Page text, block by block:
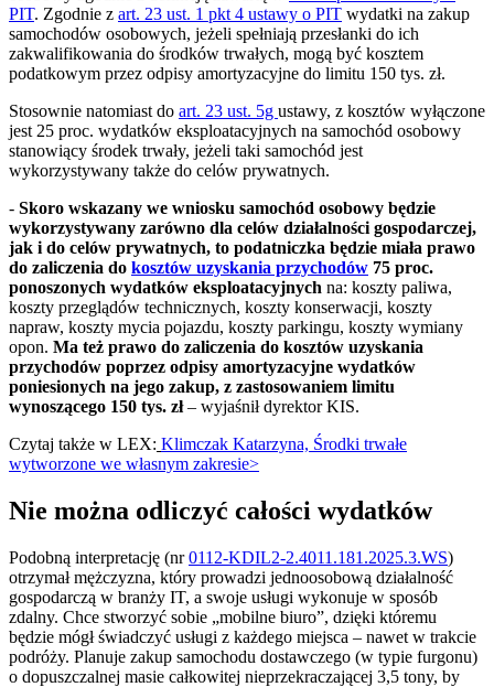
PIT. Zgodnie z art. 23 ust. 1 pkt 4 ustawy o PIT wydatki na zakup
samochodów osobowych, jeżeli spełniają przesłanki do ich
zakwalifikowania do środków trwałych, mogą być kosztem
podatkowym przez odpisy amortyzacyjne do limitu 150 tys. zł.
Stosownie natomiast do art. 23 ust. 5g ustawy, z kosztów wyłączone
jest 25 proc. wydatków eksploatacyjnych na samochód osobowy
stanowiący środek trwały, jeżeli taki samochód jest
wykorzystywany także do celów prywatnych.
- Skoro wskazany we wniosku samochód osobowy będzie
wykorzystywany zarówno dla celów działalności gospodarczej,
jak i do celów prywatnych, to podatniczka będzie miała prawo
do zaliczenia do kosztów uzyskania przychodów 75 proc.
ponoszonych wydatków eksploatacyjnych na: koszty paliwa,
koszty przeglądów technicznych, koszty konserwacji, koszty
napraw, koszty mycia pojazdu, koszty parkingu, koszty wymiany
opon. Ma też prawo do zaliczenia do kosztów uzyskania
przychodów poprzez odpisy amortyzacyjne wydatków
poniesionych na jego zakup, z zastosowaniem limitu
wynoszącego 150 tys. zł– wyjaśnił dyrektor KIS.
Czytaj także w LEX: Klimczak Katarzyna, Środki trwałe
wytworzone we własnym zakresie>
Nie można odliczyć całości wydatków
Podobną interpretację (nr0112-KDIL2-2.4011.181.2025.3.WS)
otrzymał mężczyzna, który prowadzi jednoosobową działalność
gospodarczą w branży IT, a swoje usługi wykonuje w sposób
zdalny. Chce stworzyć sobie „mobilne biuro”, dzięki któremu
będzie mógł świadczyć usługi z każdego miejsca – nawet w trakcie
podróży. Planuje zakup samochodu dostawczego (w typie furgonu)
o dopuszczalnej masie całkowitej nieprzekraczającej 3,5 tony, by